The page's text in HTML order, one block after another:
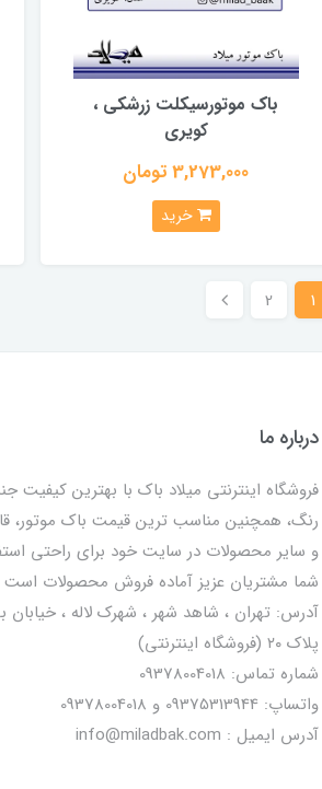
باک موتورسیکلت زرشکی ،
کویری
3,273,000 تومان
خرید
1
2
درباره ما
فروشگاه اینترنتی میلاد باک با بهترین کیفیت
رنگ، همچنین مناسب ترین قیمت باک موتور،
و سایر محصولات در سایت خود برای راحتی
شما مشتریان عزیز آماده فروش محصولات
آدرس: تهران ، شاهد شهر ، شهرک لاله ، خیابان
پلاک ۲۰ (فروشگاه اینترنتی)
شماره تماس: 09378004018
واتساپ: 09375313944 و 09378004018
آدرس ایمیل : info@miladbak.com